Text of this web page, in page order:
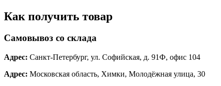
Как получить товар
Самовывоз со склада
Адрес: Санкт-Петербург, ул. Софийская, д. 91Ф, офис 104
Адрес: Московская область, Химки, Молодёжная улица, 30